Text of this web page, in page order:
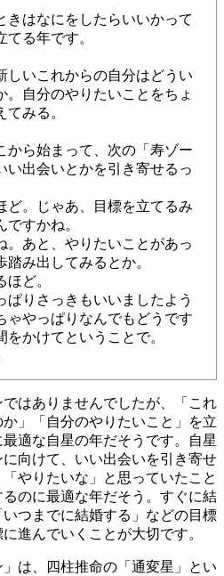
きはなにをしたらいいかって
る年です。
しいこれからの自分はどうい
。自分のやりたいことをちょ
みる。
から始まって、次の「寿ゾー
い出会いとかを引き寄せるっ
ど。じゃあ、目標を立てるみ
すかね。
。あと、やりたいことがあっ
み出してみるとか。
ほど。
ぱりさっきもいいましたよう
ゃやっぱりなんでもどうです
かけてということで。
はありませんでしたが、「これ
」「自分のやりたいこと」を立
適な自星の年だそうです。自星
向けて、いい出会いを引き寄せ
やりたいな」と思っていたこと
のに最適な年だそう。すぐに結
つまでに結婚する」などの目標
進んでいくことが大切です。
は、四柱推命の「通変星」とい